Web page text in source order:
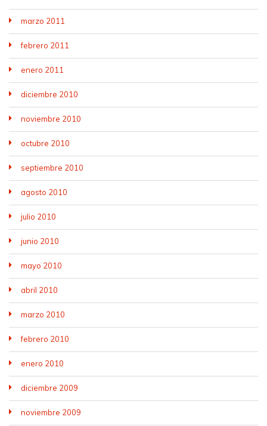
marzo 2011
febrero 2011
enero 2011
diciembre 2010
noviembre 2010
octubre 2010
septiembre 2010
agosto 2010
julio 2010
junio 2010
mayo 2010
abril 2010
marzo 2010
febrero 2010
enero 2010
diciembre 2009
noviembre 2009